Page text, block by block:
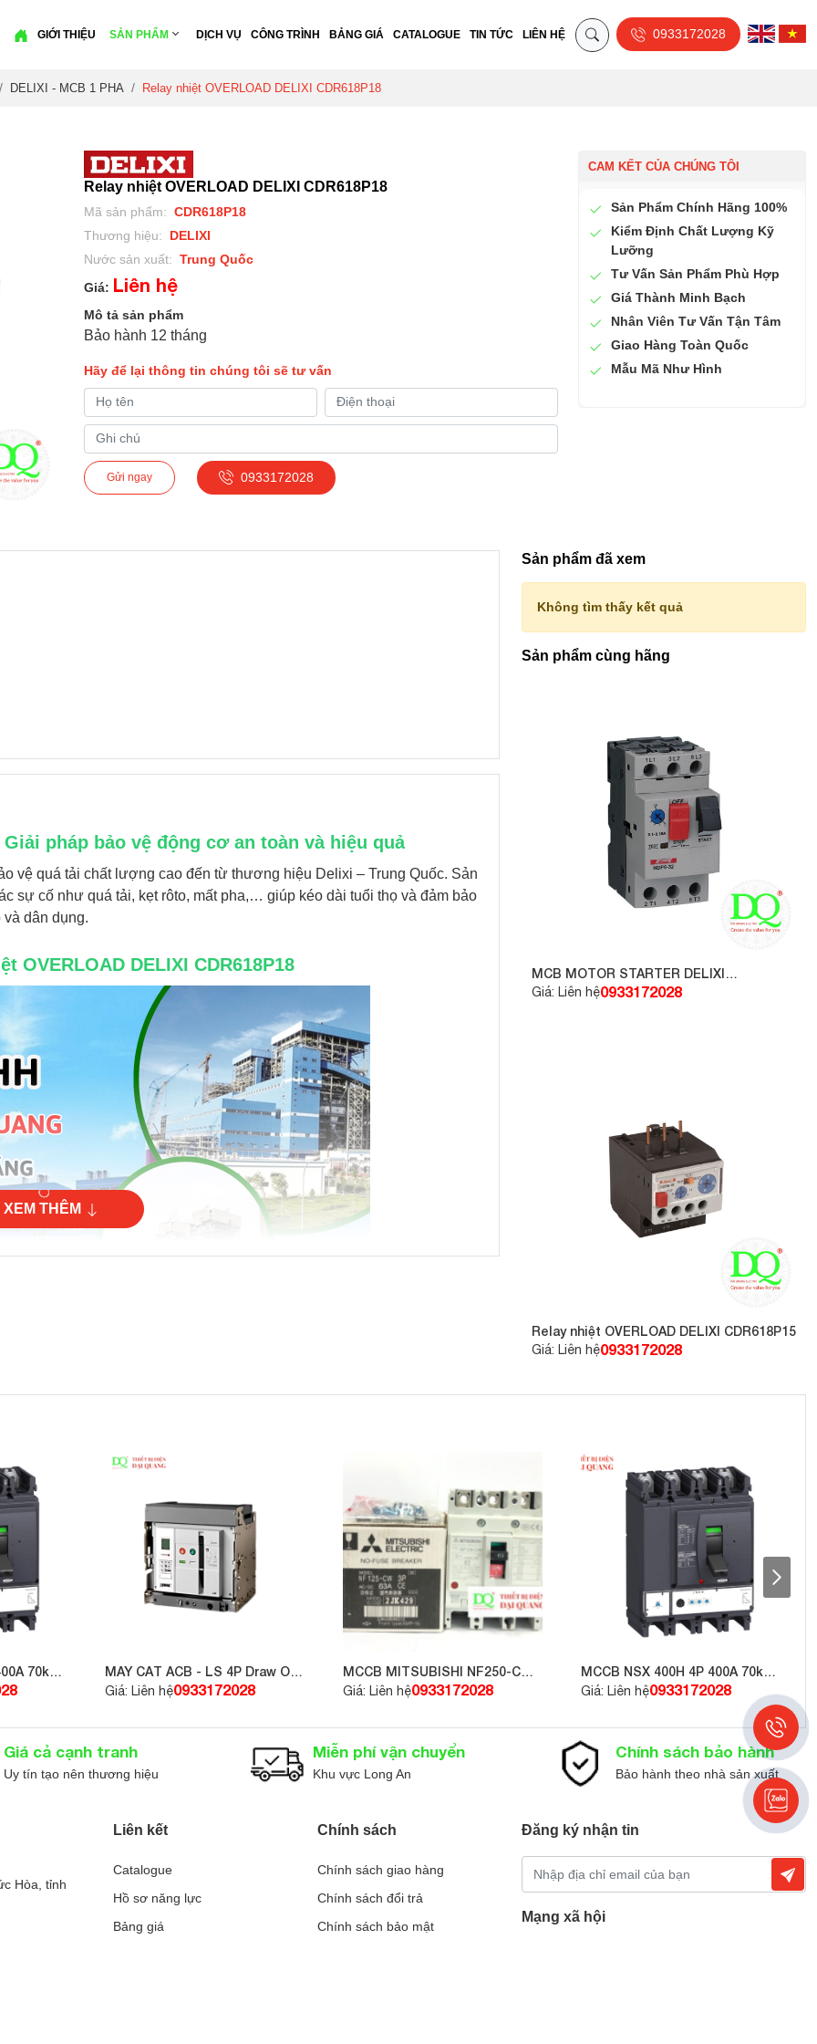
GIỚI THIỆU SẢN PHẨM DỊCH VỤ CÔNG TRÌNH BẢNG GIÁ CATALOGUE TIN TỨC LIÊN HỆ 0933172028
DELIXI - MCB 1 PHA Relay nhiệt OVERLOAD DELIXI CDR618P18
Relay nhiệt OVERLOAD DELIXI CDR618P18
Mã sản phẩm: CDR618P18
Thương hiệu:
DELIXI
Nước sản xuất: Trung Quốc
Giá: Liên hệ
Mô tả sản phẩm
Bảo hành 12 tháng
Hãy để lại thông tin chúng tôi sẽ tư vấn
Gửi ngay 0933172028
CAM KẾT CỦA CHÚNG TÔI
Sản Phẩm Chính Hãng 100%
Kiểm Định Chất Lượng Kỹ
Lưỡng
Tư Vấn Sản Phẩm Phù Hợp
Giá Thành Minh Bạch
Nhân Viên Tư Vấn Tận Tâm
Giao Hàng Toàn Quốc
Mẫu Mã Như Hình
Giải pháp bảo vệ động cơ an toàn và hiệu quả
vệ quá tải chất lượng cao đến từ thương hiệu Delixi – Trung Quốc. Sản
sự cố như quá tải, kẹt rôto, mất pha,… giúp kéo dài tuổi thọ và đảm bảo
dân dụng.
DELIXI CDR618P18
cao bất thường do quá dòng, ngăn chặn cháy cuộn dây hoặc hư hỏng
cầu độ ổn định và an toàn cao.
DELIXI CDR618P18
bị dễ dàng lắp đặt vào các tủ điện có sẵn.
tối đa các sự cố ngoài ý muốn do động cơ quá tải. Thiết bị góp phần
không mong muốn.
XEM THÊM
Sản phẩm đã xem
Không tìm thấy kết quả
Sản phẩm cùng hãng
MCB MOTOR STARTER DELIXI
CDP632P16
Giá: Liên hệ0933172028
Relay nhiệt OVERLOAD DELIXI CDR618P15
Giá: Liên hệ0933172028
70kA
MÁY CẮT ACB - LS 4P Draw Out
– 800A 65kA – AN-08D4-08A
Giá: Liên hệ0933172028
MCCB MITSUBISHI NF250-CW
2P 200A
Giá: Liên hệ0933172028
MCCB NSX 400H 4P 400A 70kA
415V LV432696
Giá: Liên hệ0933172028
Giá cả cạnh tranh
Uy tín tạo nên thương hiệu
Miễn phí vận chuyển
Khu vực Long An
Chính sách bảo hành
Bảo hành theo nhà sản xuất
Hòa, tỉnh
Liên kết
Catalogue
Hồ sơ năng lực
Bảng giá
Chính sách
Chính sách giao hàng
Chính sách đổi trả
Chính sách bảo mật
Đăng ký nhận tin
Mạng xã hội